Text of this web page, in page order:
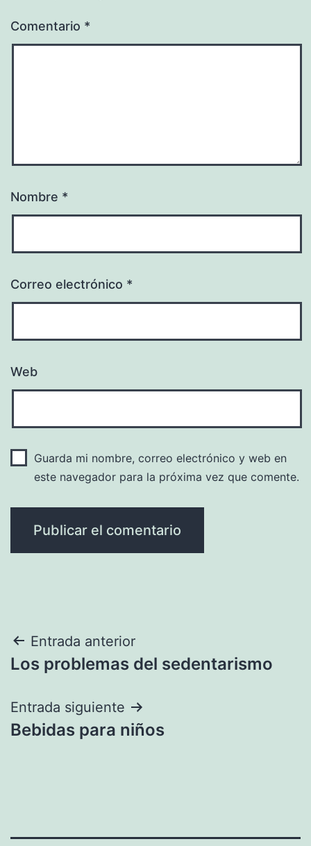
Comentario *
Nombre *
Correo electrónico *
Web
Guarda mi nombre, correo electrónico y web en
este navegador para la próxima vez que comente.
Navegación
de
entradas
Entrada anterior
Los problemas del sedentarismo
Entrada siguiente
Bebidas para niños